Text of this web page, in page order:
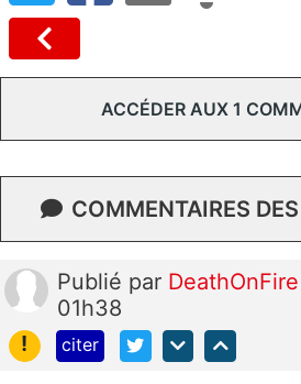
ACCÉDER AUX 1
COMMENTAIRES
Publié par DeathOnFire
01h38
!
citer